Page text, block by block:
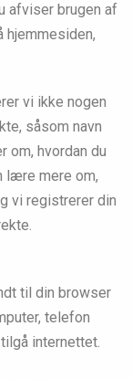
afviser brugen af
vi ikke nogen
såsom navn
om, hvordan du
lære mere om,
vi registrerer din
til din browser
telefon
internettet.